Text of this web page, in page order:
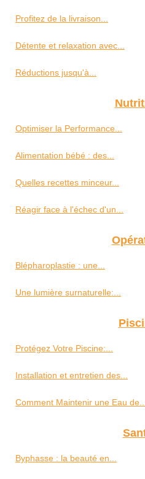
Profitez de la livraison...
Détente et relaxation avec...
Réductions jusqu'à...
Optimiser la Performance...
Alimentation bébé : des...
Quelles recettes minceur...
Réagir face à l'échec d'un...
Blépharoplastie : une...
Une lumière surnaturelle:...
Protégez Votre Piscine:...
Installation et entretien des...
Comment Maintenir une Eau
Byphasse : la beauté en...